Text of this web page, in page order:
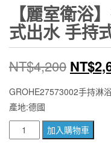
【麗室衛浴
式出水 手持
NT$4,200 原
始
格：
NT$
GROHE27573002手持淋
產地:德國
【麗
室
加入購物車